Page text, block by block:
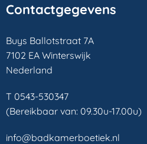
Contactgegevens
Buys Ballotstraat 7A
7102 EA Winterswijk
Nederland
T 0543-530347
(Bereikbaar van: 09.30u-17.00u)
info@badkamerboetiek.nl